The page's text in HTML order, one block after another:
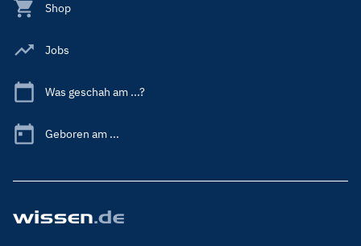
Shop
Jobs
Was geschah am ...?
Geboren am ...